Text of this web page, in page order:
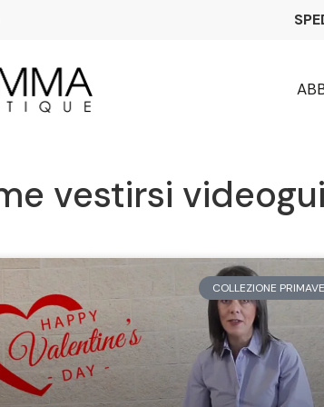
vestirsi
COLLEZIONE